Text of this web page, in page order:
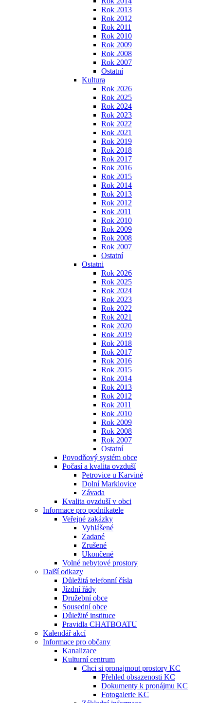
Rok 2013
Rok 2012
Rok 2011
Rok 2010
Rok 2009
Rok 2008
Rok 2007
Ostatní
Kultura
Rok 2026
Rok 2025
Rok 2024
Rok 2023
Rok 2022
Rok 2021
Rok 2019
Rok 2018
Rok 2017
Rok 2016
Rok 2015
Rok 2014
Rok 2013
Rok 2012
Rok 2011
Rok 2010
Rok 2009
Rok 2008
Rok 2007
Ostatní
Ostatni
Rok 2026
Rok 2025
Rok 2024
Rok 2023
Rok 2022
Rok 2021
Rok 2020
Rok 2019
Rok 2018
Rok 2017
Rok 2016
Rok 2015
Rok 2014
Rok 2013
Rok 2012
Rok 2011
Rok 2010
Rok 2009
Rok 2008
Rok 2007
Ostatní
Povodňový systém obce
Počasí a kvalita ovzduší
Petrovice u Karviné
Dolní Marklovice
Závada
Kvalita ovzduší v obci
Informace pro podnikatele
Veřejné zakázky
Vyhlášené
Zadané
Zrušené
Ukončené
Volné nebytové prostory
Další odkazy
Důležitá telefonní čísla
Jízdní řády
Družební obce
Sousední obce
Důležité instituce
Pravidla CHATBOATU
Kalendář akcí
Informace pro občany
Kanalizace
Kulturní centrum
Chci si pronajmout prostory KC
Přehled obsazenosti KC
Dokumenty k pronájmu KC
Fotogalerie KC